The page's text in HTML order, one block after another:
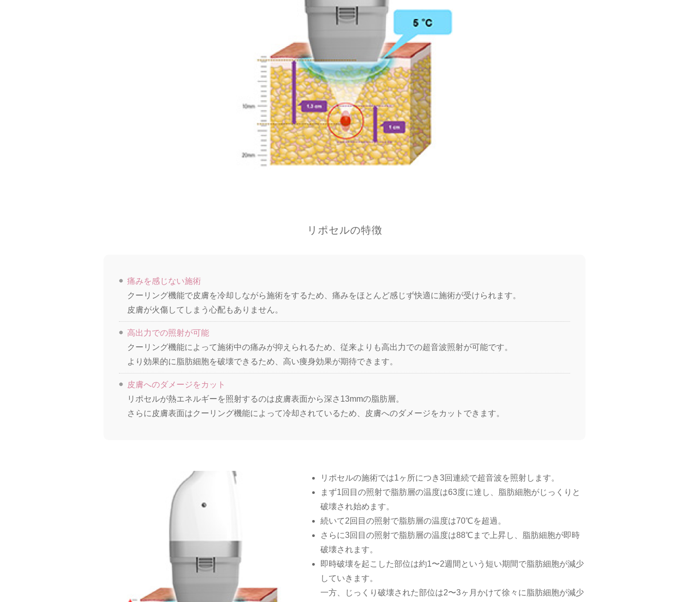
リポセルの特徴
痛みを感じない施術
クーリング機能で皮膚を冷却しながら施術をするため、痛みをほとんど感じず快適に施術が受けられます。
皮膚が火傷してしまう心配もありません。
高出力での照射が可能
クーリング機能によって施術中の痛みが抑えられるため、従来よりも高出力での超音波照射が可能です。
より効果的に脂肪細胞を破壊できるため、高い痩身効果が期待できます。
皮膚へのダメージをカット
リポセルが熱エネルギーを照射するのは皮膚表面から深さ13mmの脂肪層。
さらに皮膚表面はクーリング機能によって冷却されているため、皮膚へのダメージをカットできます。
リポセルの施術では1ヶ所につき3回連続で超音波を照射します。
まず1回目の照射で脂肪層の温度は63度に達し、脂肪細胞がじっくりと
破壊され始めます。
続いて2回目の照射で脂肪層の温度は70℃を超過。
さらに3回目の照射で脂肪層の温度は88℃まで上昇し、脂肪細胞が即時
破壊されます。
即時破壊を起こした部位は約1〜2週間という短い期間で脂肪細胞が減少
していきます。
一方、じっくり破壊された部位は2〜3ヶ月かけて徐々に脂肪細胞が減少